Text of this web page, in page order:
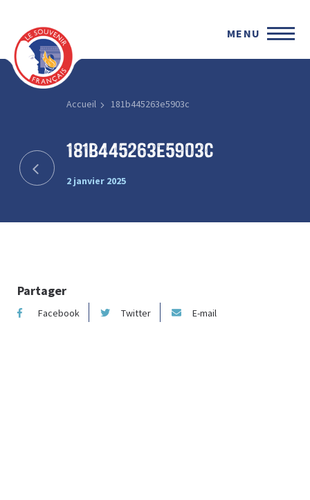
MENU
Accueil 181b445263e5903c
181b445263e5903c
2 janvier 2025
Partager
Facebook Twitter E-mail